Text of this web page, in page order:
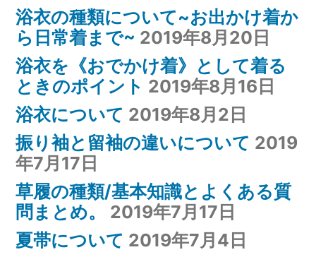
浴衣の種類について~お出かけ着か
ら日常着まで~ 2019年8月20日
浴衣を《おでかけ着》として着る
ときのポイント 2019年8月16日
浴衣について 2019年8月2日
振り袖と留袖の違いについて 2019
年7月17日
草履の種類/基本知識とよくある質
問まとめ。
2019年7月17日
夏帯について 2019年7月4日